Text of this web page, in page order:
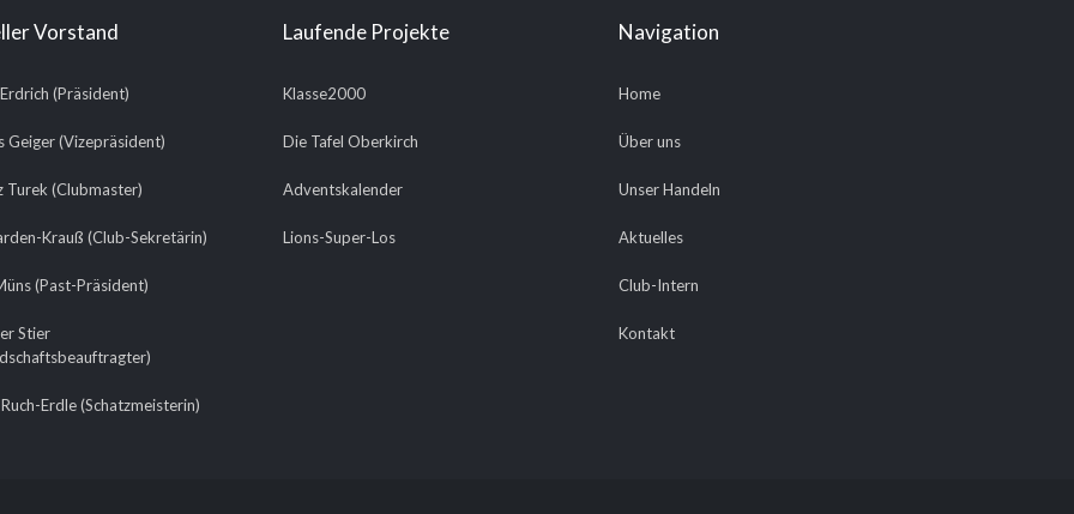
Vorstand
(Präsident)
Geiger (Vizepräsident)
Turek (Clubmaster)
Krauß (Club-Sekretärin)
(Past-Präsident)
Stier
Erdle (Schatzmeisterin)
Laufende Projekte
Klasse2000
Die Tafel Oberkirch
Adventskalender
Lions-Super-Los
Navigation
Home
Über uns
Unser Handeln
Aktuelles
Club-Intern
Kontakt